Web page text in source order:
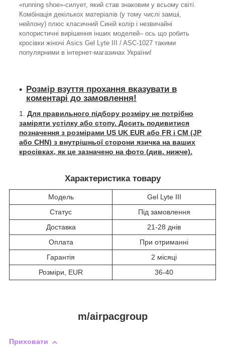
«running shoe»-силует, який став знаковим у всьому світі.
Комбінація декількох матеріалів (у тому числі замші,
нейлону) плюс класичний Синій колір і незвичайні
колористичні вирішення інших моделей– ось що робить
кросівки жіночі Asics Gel Lyte III / ASC-1027 такими
популярними в інтернет-магазинах України!
Розмір взуття прохання вказувати в
коментарі до замовлення!
Для правильного підбору розміру не потрібно
заміряти устілку або стопу. Досить подивитися
позначення з розмірами US UK EUR або FR і СМ (JP
або CHN) з внутрішньої сторони язичка на ваших
кросівках, як це зазначено на фото (див. нижче).
Характеристика товару
Модель
Gel Lyte III
Статус
Під замовлення
Доставка
21-28 днів
Оплата
При отриманні
Гарантія
2 місяці
Розміри, EUR
36-40
m/airpacgroup
Приховати